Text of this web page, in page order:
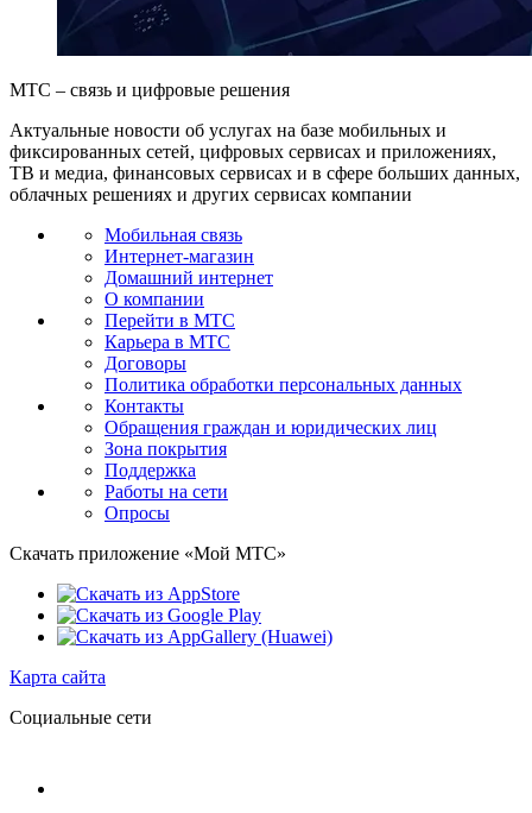
МТС – связь и цифровые решения
Актуальные новости об услугах на базе мобильных и
фиксированных сетей, цифровых сервисах и приложениях,
ТВ и медиа, финансовых сервисах и в сфере больших данных,
облачных решениях и других сервисах компании
Мобильная связь
Интернет-магазин
Домашний интернет
О компании
Перейти в МТС
Карьера в МТС
Договоры
Политика обработки персональных данных
Контакты
Обращения граждан и юридических лиц
Зона покрытия
Поддержка
Работы на сети
Опросы
Скачать приложение «Мой МТС»
Карта сайта
Социальные сети